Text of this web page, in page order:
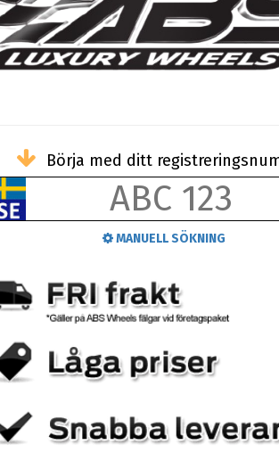
Börja med ditt
MANUELL SÖKNING